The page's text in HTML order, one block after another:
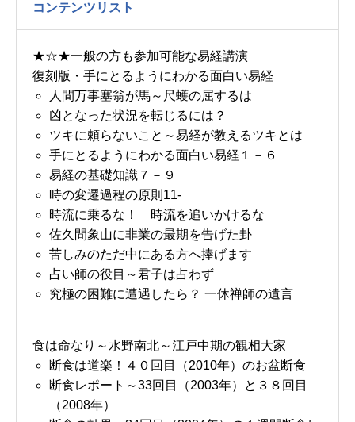
コンテンツリスト
★☆★一般の方も参加可能な易経講演
復刻版・手にとるようにわかる面白い易経
人間万事塞翁が馬～尺蠖の屈するは
凶となった状況を転じるには？
ツキに頼らないこと～易経が教えるツキとは
手にとるようにわかる面白い易経１－６
易経の基礎知識７－９
時の変遷過程の原則11-
時流に乗るな！ 時流を追いかけるな
佐久間象山に非業の最期を告げた卦
苦しみのただ中にある方へ捧げます
占い師の役目～君子は占わず
究極の困難に遭遇したら？ 一休禅師の遺言
食は命なり～水野南北～江戸中期の観相大家
断食は道楽！４０回目（2010年）のお盆断食
断食レポート～33回目（2003年）と３８回目
（2008年）